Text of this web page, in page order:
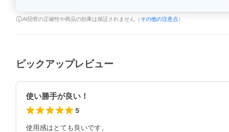
AI回答の正確性や商品の効果は保証されません（ その他の注意点 ）
ピックアップレビュー
使い勝手が良い！
5
使用感はとても良いです。